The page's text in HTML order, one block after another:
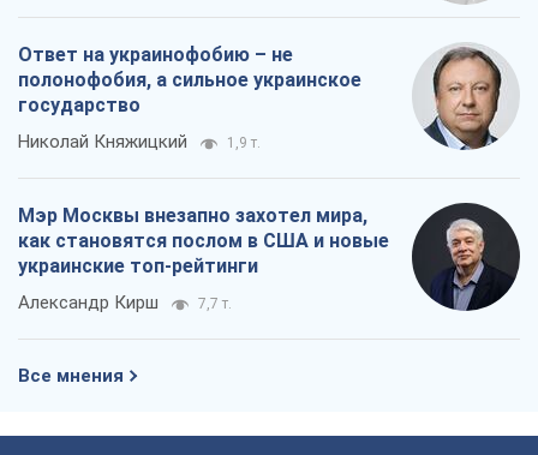
Ответ на украинофобию – не
полонофобия, а сильное украинское
государство
Николай Княжицкий 1,9 т.
Мэр Москвы внезапно захотел мира,
как становятся послом в США и новые
украинские топ-рейтинги
Александр Кирш 7,7 т.
Все мнения